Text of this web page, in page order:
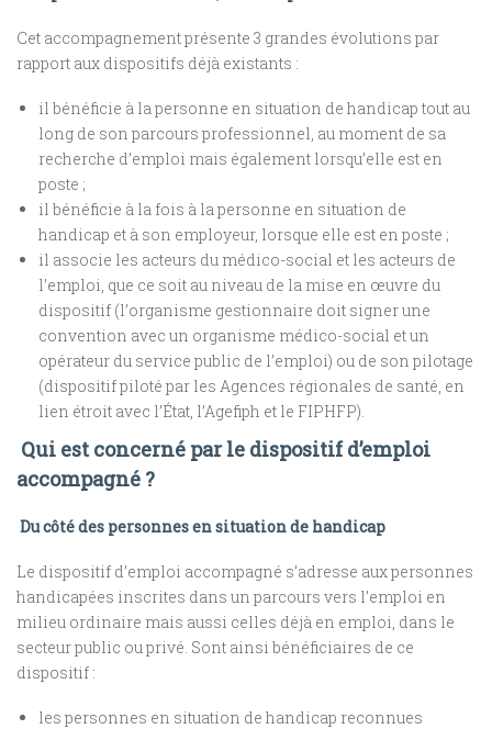
Cet accompagnement présente 3 grandes évolutions par
rapport aux dispositifs déjà existants :
il bénéficie à la personne en situation de handicap tout au
long de son parcours professionnel, au moment de sa
recherche d’emploi mais également lorsqu’elle est en
poste ;
il bénéficie à la fois à la personne en situation de
handicap et à son employeur, lorsque elle est en poste ;
il associe les acteurs du médico-social et les acteurs de
l’emploi, que ce soit au niveau de la mise en œuvre du
dispositif (l’organisme gestionnaire doit signer une
convention avec un organisme médico-social et un
opérateur du service public de l’emploi) ou de son pilotage
(dispositif piloté par les Agences régionales de santé, en
lien étroit avec l’État, l’Agefiph et le FIPHFP).
Qui est concerné par le dispositif d’emploi
accompagné ?
Du côté des personnes en situation de handicap
Le dispositif d’emploi accompagné s’adresse aux personnes
handicapées inscrites dans un parcours vers l’emploi en
milieu ordinaire mais aussi celles déjà en emploi, dans le
secteur public ou privé. Sont ainsi bénéficiaires de ce
dispositif :
les personnes en situation de handicap reconnues